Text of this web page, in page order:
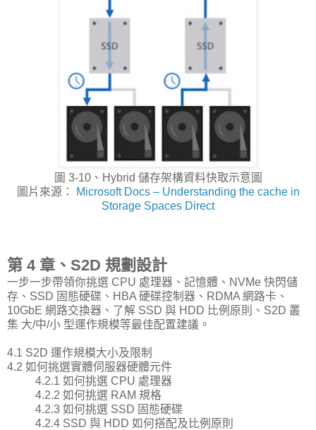
圖 3-10、Hybrid 儲存架構資料快取示意圖
圖片來源：
Microsoft Docs – Understanding the cache in
Storage Spaces Direct
第 4 章、S2D 規劃設計
一步一步帶領你挑選 CPU 處理器、記憶體、NVMe 快閃儲
存、SSD 固態硬碟、HBA 硬碟控制器、RDMA 網路卡、
10GbE 網路交換器、了解 SSD 與 HDD 比例原則、S2D 叢
集 大/中/小 型運作規模等最佳配置建議。
4.1 S2D 運作規模大小及限制
4.2 如何挑選實體伺服器硬體元件
4.2.1 如何挑選 CPU 處理器
4.2.2 如何挑選 RAM 規格
4.2.3 如何挑選 SSD 固態硬碟
4.2.4 SSD 與 HDD 如何搭配及比例原則